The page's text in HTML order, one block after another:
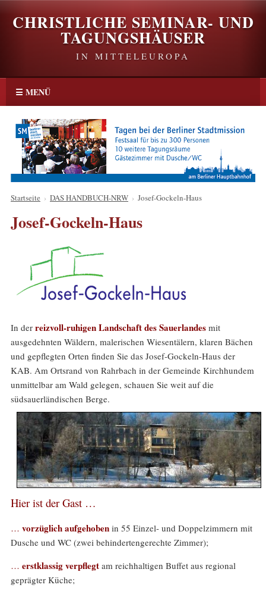
CHRISTLICHE SEMINAR- UND
TAGUNGSHÄUSER
IN MITTELEUROPA
☰ MENÜ
Startseite › DAS HANDBUCH-NRW › Josef-Gockeln-Haus
Josef-Gockeln-Haus
In der reizvoll-ruhigen Landschaft des Sauerlandes mit
ausgedehnten Wäldern, malerischen Wiesentälern, klaren Bächen
und gepflegten Orten finden Sie das Josef-Gockeln-Haus der
KAB. Am Ortsrand von Rahrbach in der Gemeinde Kirchhundem
unmittelbar am Wald gelegen, schauen Sie weit auf die
südsauerländischen Berge.
Hier ist der Gast …
… vorzüglich aufgehoben in 55 Einzel- und Doppelzimmern mit
Dusche und WC (zwei behindertengerechte Zimmer);
… erstklassig verpflegt am reichhaltigen Buffet aus regional
geprägter Küche;